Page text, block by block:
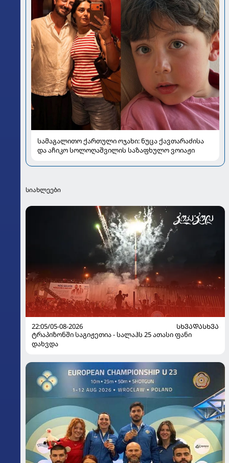
სამაგალითო ქართული ოჯახი: ნუცა ქავთარაძისა
და აჩიკო სოლოღაშვილის საზაფხულო ვოიაჟი
სიახლეები
22:05/05-08-2026
ᲡᲮᲕᲐᲓᲐᲡᲮᲕᲐ
ტრაპიზონში საგიჟეთია - სალაჰს 25 ათასი ფანი
დახვდა